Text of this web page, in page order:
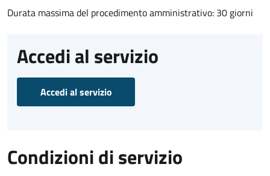
Durata massima del procedimento amministrativo: 30 giorni
Accedi al servizio
Accedi al servizio
Condizioni di servizio